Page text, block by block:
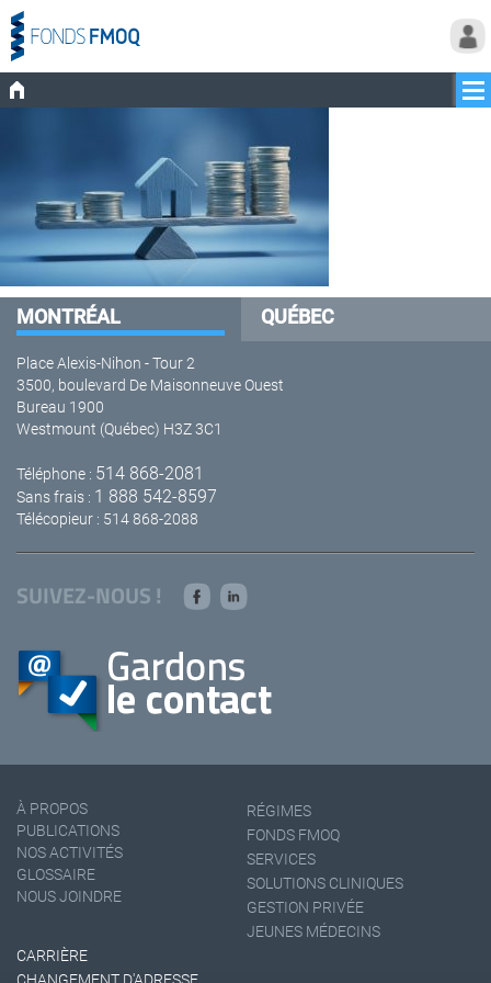
MONTRÉAL QUÉBEC
Place Alexis-Nihon - Tour 2
3500, boulevard De Maisonneuve Ouest
Bureau 1900
Westmount (Québec) H3Z 3C1
Téléphone : 514 868-2081
Sans frais : 1 888 542-8597
Télécopieur : 514 868-2088
SUIVEZ-NOUS !
À PROPOS
PUBLICATIONS
NOS ACTIVITÉS
GLOSSAIRE
NOUS JOINDRE
RÉGIMES
FONDS FMOQ
SERVICES
SOLUTIONS CLINIQUES
GESTION PRIVÉE
JEUNES MÉDECINS
CARRIÈRE